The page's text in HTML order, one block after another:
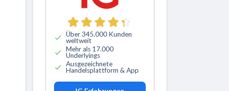
Über 345.000 Kunden
weltweit
Mehr als 17.000
Underlyings
Ausgezeichnete
Handelsplattform & App